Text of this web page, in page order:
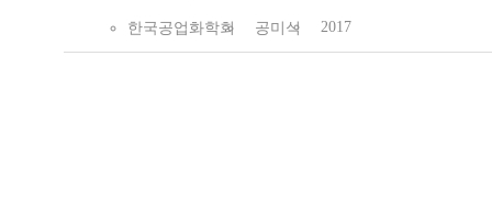
한국공업화학회 공미식 2017